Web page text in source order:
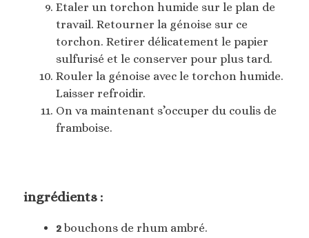
Etaler un torchon humide sur le plan de
travail. Retourner la génoise sur ce
torchon. Retirer délicatement le papier
sulfurisé et le conserver pour plus tard.
Rouler la génoise avec le torchon humide.
Laisser refroidir.
On va maintenant s’occuper du coulis de
framboise.
ingrédients :
2 bouchons de rhum ambré.